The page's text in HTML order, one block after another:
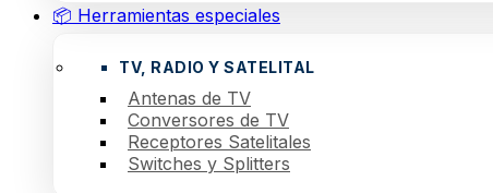
📦 Herramientas especiales
TV, RADIO Y SATELITAL
Antenas de TV
Conversores de TV
Receptores Satelitales
Switches y Splitters